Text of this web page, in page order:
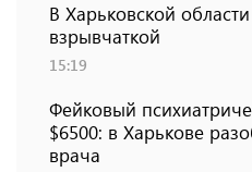
В Харьковской
взрывчаткой
15:19
Фейковый
$6500: в Харькове
врача